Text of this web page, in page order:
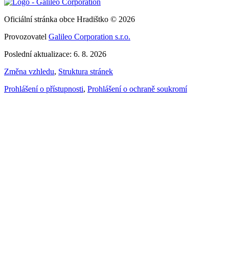
Oficiální stránka obce Hradištko © 2026
Provozovatel Galileo Corporation s.r.o.
Poslední aktualizace: 6. 8. 2026
Změna vzhledu, Struktura stránek
Prohlášení o přístupnosti, Prohlášení o ochraně soukromí